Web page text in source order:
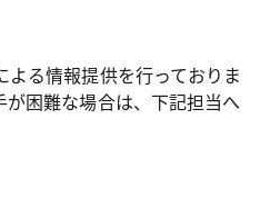
よる情報提供を行っておりま
が困難な場合は、下記担当へ